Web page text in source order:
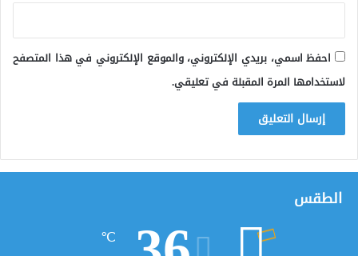
احفظ اسمي، بريدي الإلكتروني، والموقع الإلكتروني في هذا المتصفح
لاستخدامها المرة المقبلة في تعليقي.
الطقس
℃